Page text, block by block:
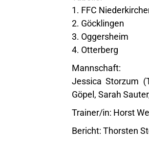
1. FFC
2.
3.
4.
Mannschaft:
Jessica Storzum
Göpel, Sarah
Trainer/in: Horst
Bericht: Thorsten